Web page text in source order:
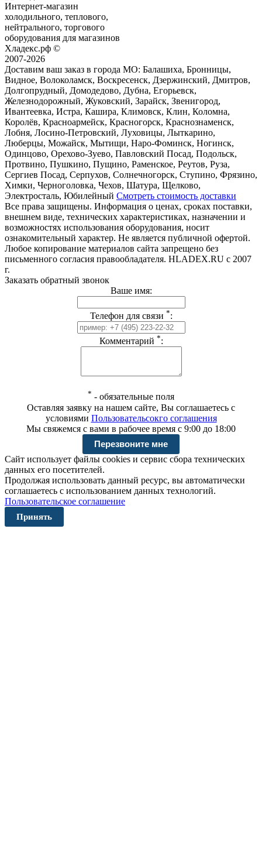
Интернет-магазин
холодильного, теплового,
нейтрального, торгового
оборудования для магазинов
Хладекс.рф ©
2007-2026
Доставим ваш заказ в города МО: Балашиха, Бронницы,
Видное, Волоколамск, Воскресенск, Дзержинский, Дмитров,
Долгопрудный, Домодедово, Дубна, Егорьевск,
Железнодорожный, Жуковский, Зарайск, Звенигород,
Ивантеевка, Истра, Кашира, Климовск, Клин, Коломна,
Королёв, Красноармейск, Красногорск, Краснознаменск,
Лобня, Лосино-Петровский, Луховицы, Лыткарино,
Люберцы, Можайск, Мытищи, Наро-Фоминск, Ногинск,
Одинцово, Орехово-Зуево, Павловский Посад, Подольск,
Протвино, Пушкино, Пущино, Раменское, Реутов, Руза,
Сергиев Посад, Серпухов, Солнечногорск, Ступино, Фрязино,
Химки, Черноголовка, Чехов, Шатура, Щелково,
Электросталь, Юбилейный Смотреть стоимость доставки
Все права защищены. Информация о ценах, сроках поставки,
внешнем виде, технических характеристиках, назначении и
возможностях использования оборудования, носит
ознакомительный характер. Не является публичной офертой.
Любое копирование материалов сайта запрещено без
письменного согласия правообладателя. HLADEX.RU c 2007
г.
Заказать обратный звонок
Ваше имя:
Телефон для связи *:
Комментарий *:
* - обязательные поля
Оставляя заявку на нашем сайте, Вы соглашаетесь с
условиями Пользовательсокго соглашения
Мы свяжемся с вами в рабочее время с 9:00 до 18:00
Сайт использует файлы cookies и сервис сбора технических
данных его посетителей.
Продолжая использовать данный ресурс, вы автоматически
соглашаетесь с использованием данных технологий.
Пользовательское соглашение
Принять